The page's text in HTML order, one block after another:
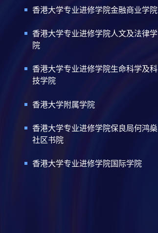
香港大学专业进修学院金融商业学院
香港大学专业进修学院人文及法律学
院
香港大学专业进修学院生命科学及科
技学院
香港大学附属学院
香港大学专业进修学院保良局何鸿燊
社区书院
香港大学专业进修学院国际学院